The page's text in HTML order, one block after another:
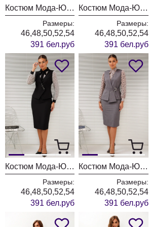
Костюм Мода-Юрс 26-2766 пыльно-синий
Размеры:
46,48,50,52,54
391 бел.руб
Костюм Мода-Юрс 26-2766 черный + мелкий горох
Размеры:
46,48,50,52,54
391 бел.руб
Костюм Мода-Юрс 26-2766 черный + цветы
Размеры:
46,48,50,52,54
391 бел.руб
Костюм Мода-Юрс 26-2538 серый + цветы
Размеры:
46,48,50,52,54
391 бел.руб